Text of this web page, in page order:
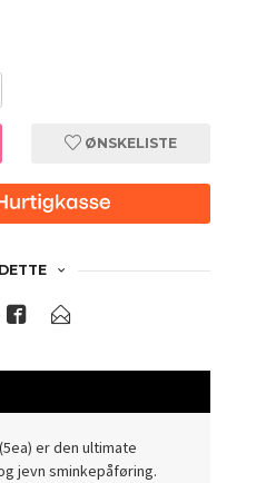
ØNSKELISTE
er den ultimate
jevn sminkepåføring.